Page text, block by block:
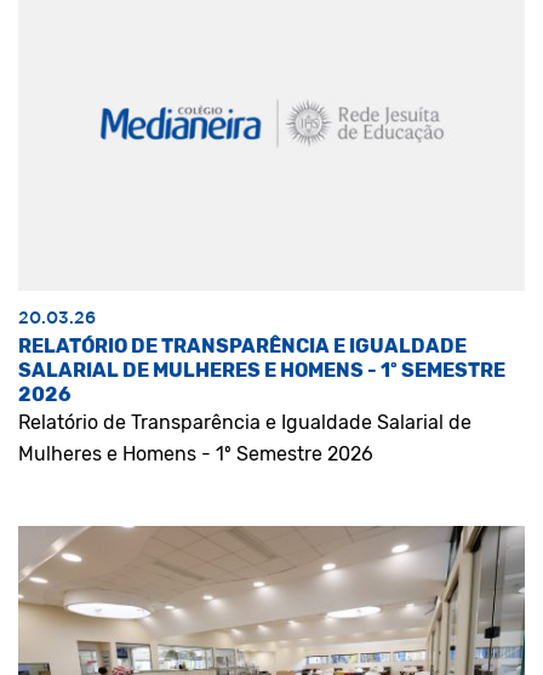
20.03.26
RELATÓRIO DE TRANSPARÊNCIA E IGUALDADE
SALARIAL DE MULHERES E HOMENS - 1º SEMESTRE
2026
Relatório de Transparência e Igualdade Salarial de
Mulheres e Homens - 1º Semestre 2026